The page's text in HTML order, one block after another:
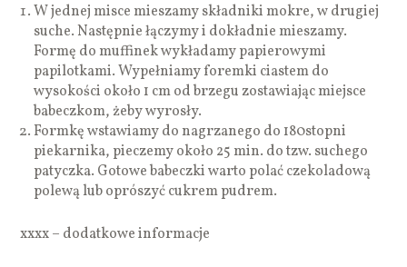
W jednej misce mieszamy składniki mokre, w drugiej
suche. Następnie łączymy i dokładnie mieszamy.
Formę do muffinek wykładamy papierowymi
papilotkami. Wypełniamy foremki ciastem do
wysokości około 1 cm od brzegu zostawiając miejsce
babeczkom, żeby wyrosły.
Formkę wstawiamy do nagrzanego do 180stopni
piekarnika, pieczemy około 25 min. do tzw. suchego
patyczka. Gotowe babeczki warto polać czekoladową
polewą lub oprószyć cukrem pudrem.
xxxx – dodatkowe informacje